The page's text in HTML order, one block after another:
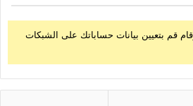
قم بتعيين بيانات حساباتك على الشبكات